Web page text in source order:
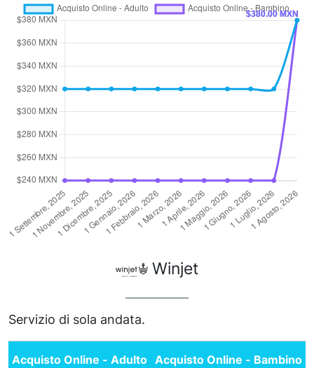
Winjet
Servizio di sola andata.
Acquisto Online - Adulto Acquisto Online - Bambino